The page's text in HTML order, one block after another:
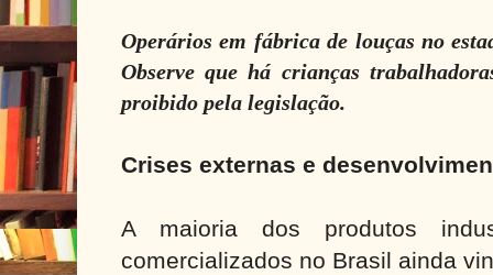
Operários em fábrica de louças no
Observe que há crianças
proibido pela legislação.
Crises externas e
A maioria dos produtos
comercializados no Brasil ainda